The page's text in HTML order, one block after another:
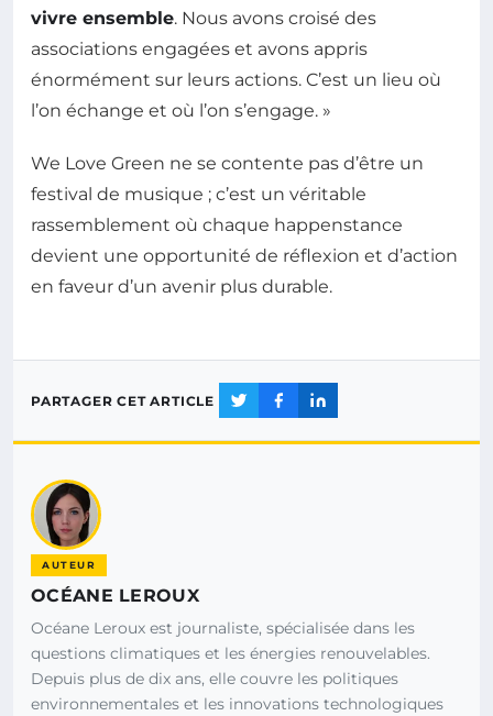
vivre ensemble. Nous avons croisé des
associations engagées et avons appris
énormément sur leurs actions. C’est un lieu où
l’on échange et où l’on s’engage. »
We Love Green ne se contente pas d’être un
festival de musique ; c’est un véritable
rassemblement où chaque happenstance
devient une opportunité de réflexion et d’action
en faveur d’un avenir plus durable.
PARTAGER CET ARTICLE
AUTEUR
OCÉANE LEROUX
Océane Leroux est journaliste, spécialisée dans les
questions climatiques et les énergies renouvelables.
Depuis plus de dix ans, elle couvre les politiques
environnementales et les innovations technologiques